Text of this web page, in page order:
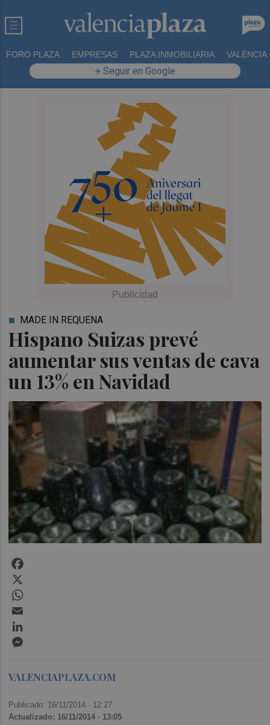
FORO PLAZA EMPRESAS PLAZA INMOBILIARIA VALÈNCIA
+ Seguir en Google
Hispano Suizas prevé
aumentar sus ventas de cava
un 13% en Navidad
MADE IN REQUENA
VALENCIAPLAZA.COM
Publicado: 16/11/2014 · 12:27
Actualizado: 16/11/2014 · 13:05